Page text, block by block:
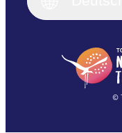
English
(Singapore)
Français
©